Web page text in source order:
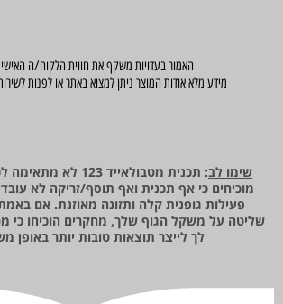
האמור בעדויות משקף את חווית הלקוח/ה האישית
מידע מלא אודות המוצר ניתן למצוא באתר או לפנות לשירות
שימו לב
: תכנית מטבולאייד 123 לא
מוכיחים כי אף תכנית ואף תוסף/זריקה לא עובדים
פעילות גופנית קלה ותזונה מאוזנת. אם באמת
לך לייצר תוצאות טובות יותר באופן